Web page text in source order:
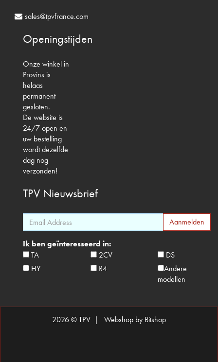
sales@tpvfrance.com
Openingstijden
Onze winkel in
Provins is
helaas
permanent
gesloten.
De website is
24/7 open en
uw bestelling
wordt dezelfde
dag nog
verzonden!
TPV Nieuwsbrief
Ik ben geïnteresseerd in:
TA
2CV
DS
HY
R4
Andere
modellen
2026 © TPV | Webshop by Bitshop